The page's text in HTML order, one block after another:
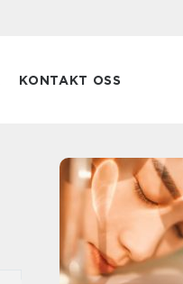
KONTAKT OSS